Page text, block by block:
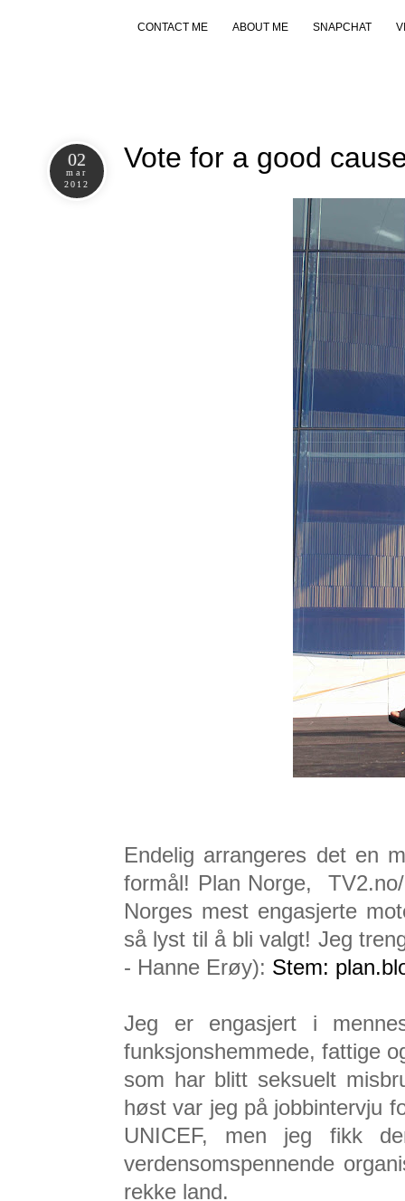
CONTACT ME ABOUT ME SNAPCHAT
02
mar
2012
Vote for a good
Endelig arrangeres det en
formål! Plan Norge,
Norges mest engasjerte
så lyst til å bli valgt! Jeg
- Hanne Erøy): Stem:
Jeg er engasjert i
funksjonshemmede, fattige
som har blitt seksuelt
høst var jeg på jobbintervju
UNICEF, men jeg fikk
verdensomspennende
rekke land.